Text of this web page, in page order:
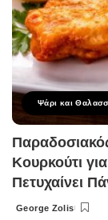
Ψάρι και
Κουρκούτι
Πετυχαίνει
Posted
George Zolis